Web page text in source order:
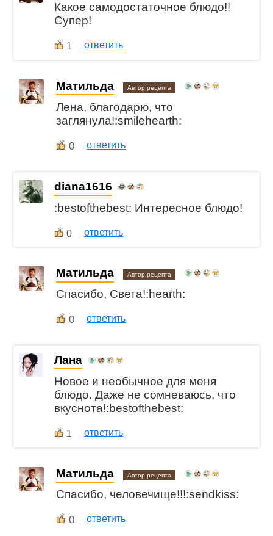
Какое самодостаточное блюдо!!
Супер!
1 ответить
Матильда Автор рецепта
Лена, благодарю, что
заглянула!:smilehearth:
0 ответить
diana1616
:bestofthebest: Интересное блюдо!
0 ответить
Матильда Автор рецепта
Спасибо, Света!:hearth:
0 ответить
Лана
Новое и необычное для меня
блюдо. Даже не сомневаюсь, что
вкуснота!:bestofthebest:
1 ответить
Матильда Автор рецепта
Спасибо, человечище!!!:sendkiss:
0 ответить